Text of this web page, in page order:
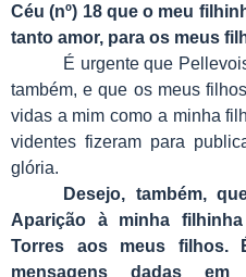
Céu (nº) 18 que o meu
tanto amor, para os meus
É urgente que
também, e que os meus
vidas a mim como a minha
videntes fizeram para
glória.
Desejo, também,
Aparição à minha
Torres aos meus filhos.
mensagens dadas